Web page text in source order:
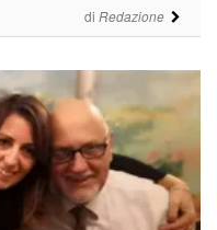
di Redazione